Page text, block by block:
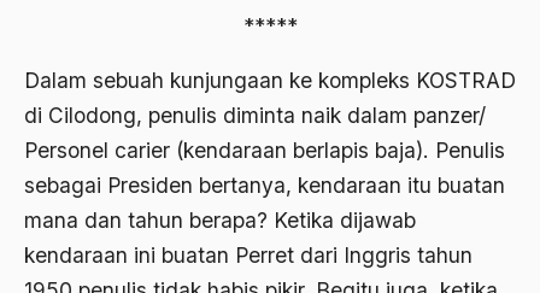
*****
Dalam sebuah kunjungaan ke kompleks KOSTRAD
di Cilodong, penulis diminta naik dalam panzer/
Personel carier (kendaraan berlapis baja). Penulis
sebagai Presiden bertanya, kendaraan itu buatan
mana dan tahun berapa? Ketika dijawab
kendaraan ini buatan Perret dari Inggris tahun
Agama dan Pemerintah
Agama dan Politik
Agama dan Praktis
Agama di Asia